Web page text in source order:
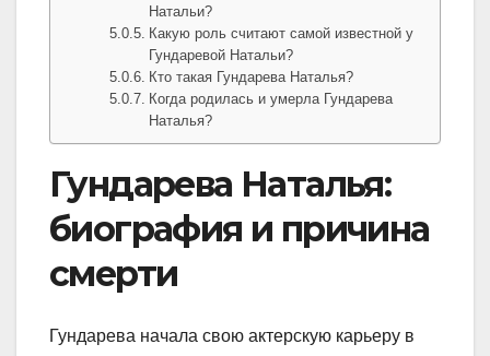
Натальи?
Какую роль считают самой известной у
Гундаревой Натальи?
Кто такая Гундарева Наталья?
Когда родилась и умерла Гундарева
Наталья?
Гундарева Наталья:
биография и причина
смерти
Гундарева начала свою актерскую карьеру в